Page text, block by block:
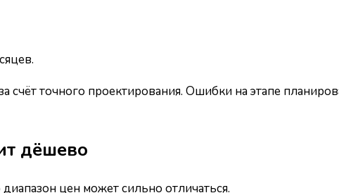
счёт точного проектирования. Ошибки на этапе
дёшево
цен может сильно отличаться.